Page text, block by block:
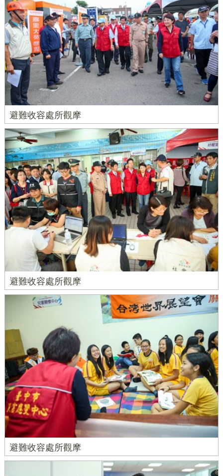
避難收容處所觀摩
避難收容處所觀摩
避難收容處所觀摩